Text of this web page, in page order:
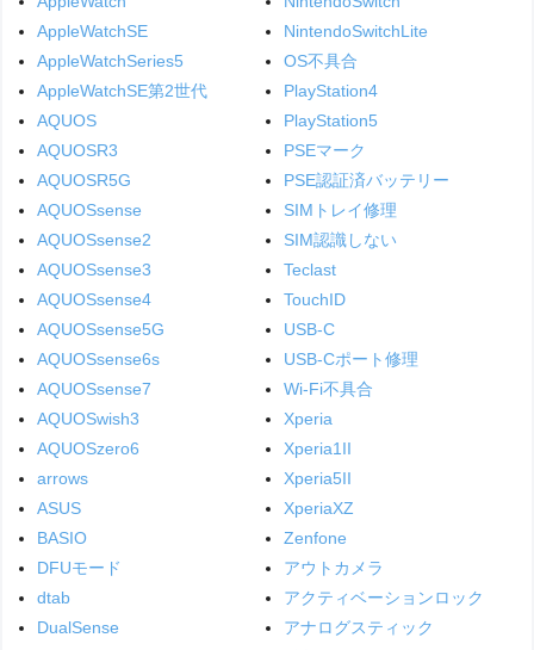
AppleWatchSE
AppleWatchSeries5
AppleWatchSE第2世代
AQUOS
AQUOSR3
AQUOSR5G
AQUOSsense
AQUOSsense2
AQUOSsense3
AQUOSsense4
AQUOSsense5G
AQUOSsense6s
AQUOSsense7
AQUOSwish3
AQUOSzero6
arrows
ASUS
BASIO
DFUモード
dtab
DualSense
NintendoSwitchLite
OS不具合
PlayStation4
PlayStation5
PSEマーク
PSE認証済バッテリー
SIMトレイ修理
SIM認識しない
Teclast
TouchID
USB-C
USB-Cポート修理
Wi-Fi不具合
Xperia
Xperia1II
Xperia5II
XperiaXZ
Zenfone
アウトカメラ
アクティベーションロック
アナログスティック